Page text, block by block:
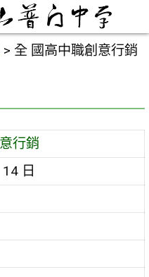
> 全 國高中職創意行銷
行銷
日